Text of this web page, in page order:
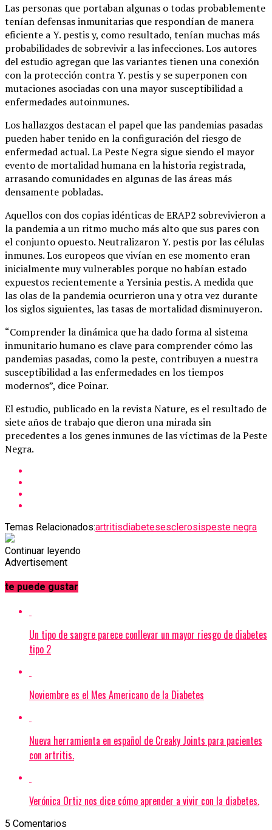
Las personas que portaban algunas o todas probablemente
tenían defensas inmunitarias que respondían de manera
eficiente a Y. pestis y, como resultado, tenían muchas más
probabilidades de sobrevivir a las infecciones. Los autores
del estudio agregan que las variantes tienen una conexión
con la protección contra Y. pestis y se superponen con
mutaciones asociadas con una mayor susceptibilidad a
enfermedades autoinmunes.
Los hallazgos destacan el papel que las pandemias pasadas
pueden haber tenido en la configuración del riesgo de
enfermedad actual. La Peste Negra sigue siendo el mayor
evento de mortalidad humana en la historia registrada,
arrasando comunidades en algunas de las áreas más
densamente pobladas.
Aquellos con dos copias idénticas de ERAP2 sobrevivieron a
la pandemia a un ritmo mucho más alto que sus pares con
el conjunto opuesto. Neutralizaron Y. pestis por las células
inmunes. Los europeos que vivían en ese momento eran
inicialmente muy vulnerables porque no habían estado
expuestos recientemente a Yersinia pestis. A medida que
las olas de la pandemia ocurrieron una y otra vez durante
los siglos siguientes, las tasas de mortalidad disminuyeron.
“Comprender la dinámica que ha dado forma al sistema
inmunitario humano es clave para comprender cómo las
pandemias pasadas, como la peste, contribuyen a nuestra
susceptibilidad a las enfermedades en los tiempos
modernos”, dice Poinar.
El estudio, publicado en la revista Nature, es el resultado de
siete años de trabajo que dieron una mirada sin
precedentes a los genes inmunes de las víctimas de la Peste
Negra.
Temas Relacionados:artritisdiabetesesclerosispeste negra
Continuar leyendo
Advertisement
te puede gustar
Un tipo de sangre parece conllevar un mayor riesgo de diabetes
tipo 2
Noviembre es el Mes Americano de la Diabetes
Nueva herramienta en español de Creaky Joints para pacientes
con artritis.
Verónica Ortiz nos dice cómo aprender a vivir con la diabetes.
5 Comentarios